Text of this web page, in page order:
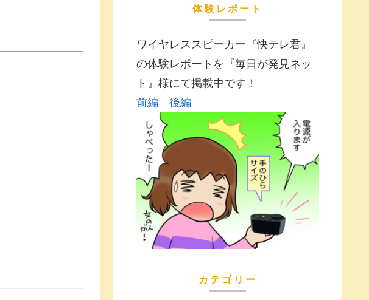
体験レポート
ワイヤレススピーカー『快テレ君』
の体験レポートを『毎日が発見ネッ
ト』様にて掲載中です！
前編
後編
カテゴリー